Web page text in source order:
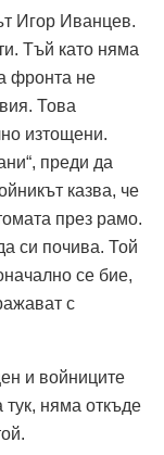
Игор Иванцев.
Тъй като няма
фронта не
Това
изтощени.
преди да
казва, че
през рамо.
си почива. Той
се бие,
с
и войниците
няма откъде